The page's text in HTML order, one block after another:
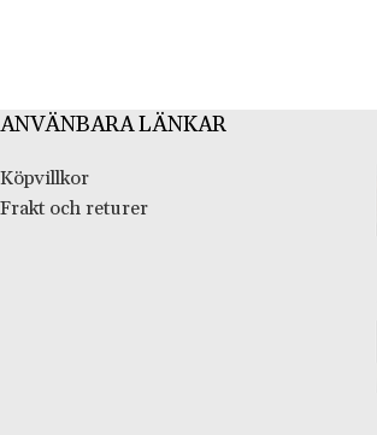
ANVÄNBARA LÄNKAR
Köpvillkor
Frakt och returer